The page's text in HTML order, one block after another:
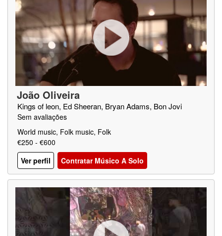
João Oliveira
Kings of leon, Ed Sheeran, Bryan Adams, Bon Jovi
Sem avaliações
World music, Folk music, Folk
€250 - €600
Ver perfil
Contratar Músico A Solo